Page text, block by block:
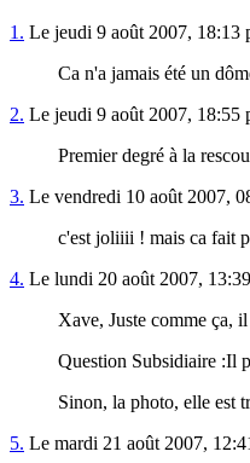
1. Le jeudi 9 août 2007, 18:13
Ca n'a jamais été un
2. Le jeudi 9 août 2007, 18:55
Premier degré à la
3. Le vendredi 10 août 2007,
c'est joliiii ! mais ca fait
4. Le lundi 20 août 2007,
Xave, Juste comme ça,
Question Subsidiaire :Il
Sinon, la photo, elle est
5. Le mardi 21 août 2007,